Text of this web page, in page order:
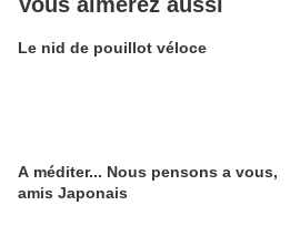
Le nid de pouillot véloce
A méditer... Nous pensons a vous,
amis Japonais